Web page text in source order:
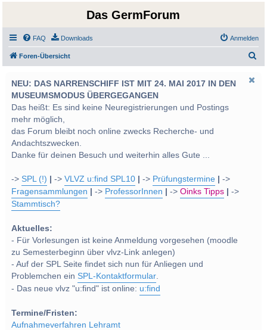
Das GermForum
FAQ Downloads Anmelden
Foren-Übersicht
NEU: DAS NARRENSCHIFF IST MIT 24. MAI 2017 IN DEN
MUSEUMSMODUS ÜBERGEGANGEN
Das heißt: Es sind keine Neuregistrierungen und Postings
mehr möglich,
das Forum bleibt noch online zwecks Recherche- und
Andachtszwecken.
Danke für deinen Besuch und weiterhin alles Gute ...
->SPL (!) ->VLVZ u:find SPL10 -> Prüfungstermine
->
Fragensammlungen
-> ProfessorInnen ->Oinks Tipps
->
Stammtisch?
Aktuelles:
- Für Vorlesungen ist keine Anmeldung vorgesehen (moodle
zu Semesterbeginn über vlvz-Link anlegen)
- Auf der SPL Seite findet sich nun für Anliegen und
Problemchen einSPL-Kontaktformular.
- Das neue vlvz "u:find" ist online: u:find
Termine/Fristen:
Aufnahmeverfahren Lehramt